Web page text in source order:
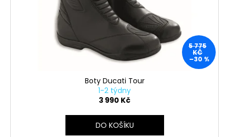
5 775
KČ
–30 %
Boty Ducati Tour
1-2 týdny
3 990 Kč
DO KOŠÍKU